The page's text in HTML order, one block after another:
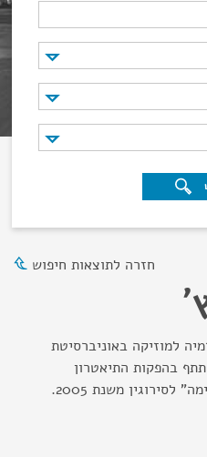
חזרה לתוצאות חיפוש
למוזיקה באוניברסיטת
בהפקות התיאטרון
משנת 2005.